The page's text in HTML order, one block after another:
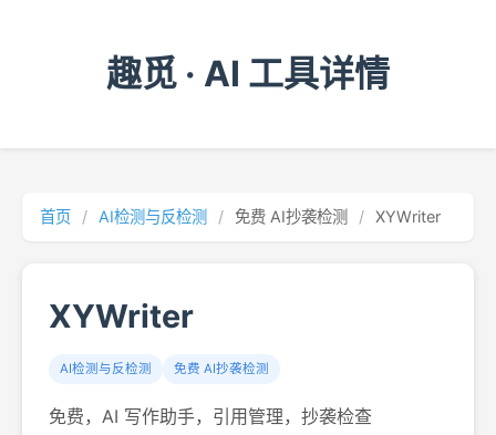
趣觅 · AI 工具详情
首页 / AI检测与反检测 / 免费 AI抄袭检测 / XYWriter
XYWriter
AI检测与反检测 免费 AI抄袭检测
免费，AI 写作助手，引用管理，抄袭检查